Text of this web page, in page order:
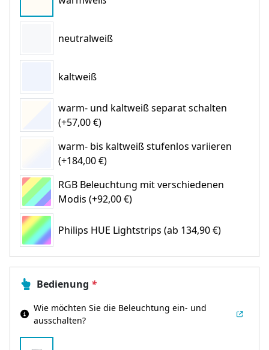
neutralweiß
kaltweiß
warm- und kaltweiß separat schalten
(+57,00 €)
warm- bis kaltweiß stufenlos variieren
(+184,00 €)
RGB Beleuchtung mit verschiedenen
Modis (+92,00 €)
Philips HUE Lightstrips (ab 134,90 €)
Bedienung *
Wie möchten Sie die Beleuchtung ein- und
ausschalten?